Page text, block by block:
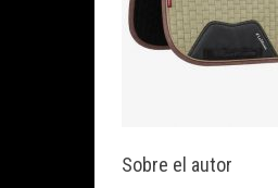
Sobre el autor